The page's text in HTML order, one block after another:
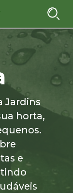
Jardins
horta,
e